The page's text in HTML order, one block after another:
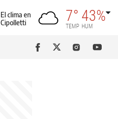
El clima en
Cipolletti
7°
TEMP
43%
HUM